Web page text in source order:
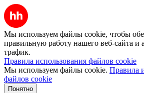
Мы используем файлы cookie, чтобы
правильную работу нашего веб-сайта и
трафик.
Правила использования файлов cookie
Мы используем файлы cookie. Правила
файлов cookie
Понятно